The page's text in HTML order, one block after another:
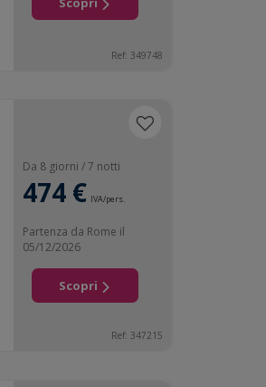
Ref: 349748
Da 8 giorni / 7 notti
474 € IVA/pers.
Partenza da Rome il
05/12/2026
Scopri
Ref: 347215